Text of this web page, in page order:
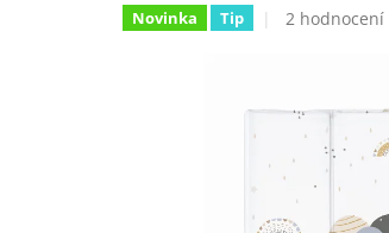
Novinka Tip
Průměrné
5,0
hvězdiček.
2 hodnocení